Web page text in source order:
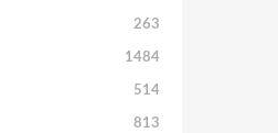
263
1484
514
813